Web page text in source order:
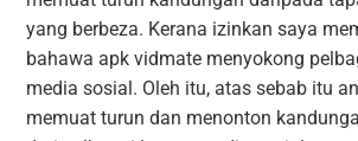
yang berbeza. Kerana izinkan saya
bahawa apk vidmate menyokong
media sosial. Oleh itu, atas sebab itu
memuat turun dan menonton